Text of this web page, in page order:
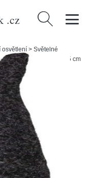
.cz Vyhledávání
> Světelné
vánočním motivem ø 6,5 cm